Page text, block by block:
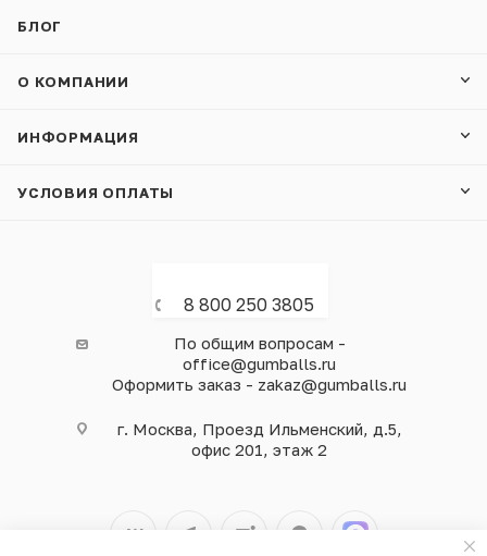
БЛОГ
О КОМПАНИИ
ИНФОРМАЦИЯ
УСЛОВИЯ ОПЛАТЫ
8 800 250 3805
По общим вопросам -
office@gumballs.ru
Оформить заказ - zakaz@gumballs.ru
г. Москва, Проезд Ильменский, д.5,
офис 201, этаж 2